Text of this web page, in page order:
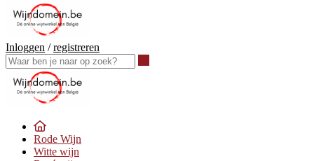
Inloggen /registreren
Rode Wijn
Witte wijn